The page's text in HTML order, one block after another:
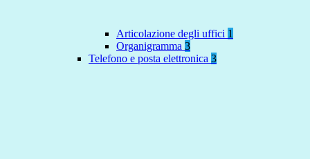
Articolazione degli uffici 1
Organigramma 3
Telefono e posta elettronica 3